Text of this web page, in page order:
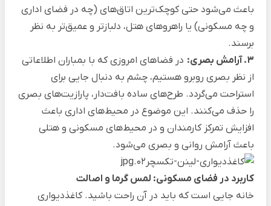
باعث می‌شود حتی کوچک‌ترین اتاق‌های (چه در فضای اداری
و چه مسکونی) یا راهروهای هتل، دلبازتر و عمیق‌تر به نظر
برسند.
۳. آرامش بصری:
در فضاهای امروزی که با بمباران اطلاعاتی
از نظر بصری روبرو هستیم، چشم به دنبال جایی برای
استراحت می‌گردد. طرح‌های ساده بافت‌دار، پارازیت‌های بصری
را حذف می‌کنند. این موضوع در محیط‌های اداری باعث
افزایش تمرکز کارمندان و در محیط‌های مسکونی و هتلی
باعث آرامش روانی و بصری می‌شود.
کاربرد در فضای مسکونی: لمس گرما و اصالت
خانه جایی است که باید در آن راحت باشید. کاغذدیواری